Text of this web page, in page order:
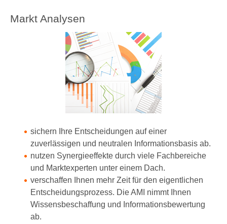
Markt Analysen
sichern Ihre Entscheidungen auf einer
zuverlässigen und neutralen Informationsbasis ab.
nutzen Synergieeffekte durch viele Fachbereiche
und Marktexperten unter einem Dach.
verschaffen Ihnen mehr Zeit für den eigentlichen
Entscheidungsprozess. Die AMI nimmt Ihnen
Wissensbeschaffung und Informationsbewertung
ab.